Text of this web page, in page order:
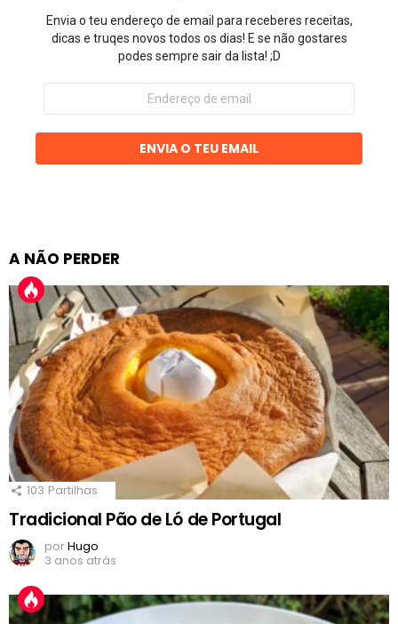
Envia o teu endereço de email para receberes receitas,
dicas e truqes novos todos os dias! E se não gostares
podes sempre sair da lista! ;D
Endereço
email
ENVIA O TEU EMAIL
A NÃO PERDER
103 Partilhas
Tradicional Pão de Ló de Portugal
porHugo
3 anos atrás